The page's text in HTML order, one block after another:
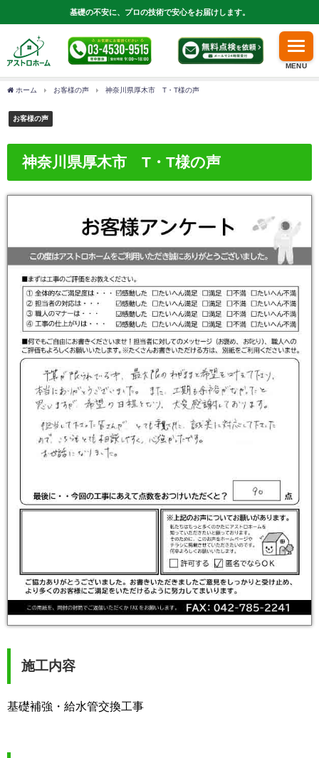
基礎の不安に、プロの技術で安心をお届けします。
MENU
ホーム お客様の声 神奈川県厚木市 T・T様の声
お客様の声
神奈川県厚木市 T・T様の声
施工内容
基礎補強・給水管交換工事